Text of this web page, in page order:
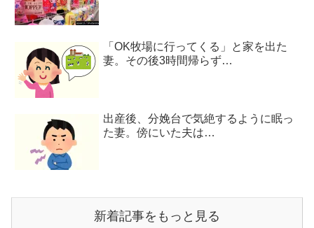
「OK牧場に行ってくる」と家を出た
妻。その後3時間帰らず…
出産後、分娩台で気絶するように眠っ
た妻。傍にいた夫は…
新着記事をもっと見る